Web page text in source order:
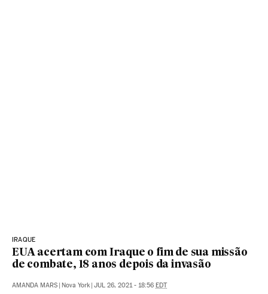
IRAQUE
EUA acertam com Iraque o fim de sua missão
de combate, 18 anos depois da invasão
AMANDA MARS Nova York JUL 26, 2021 - 18:56 EDT